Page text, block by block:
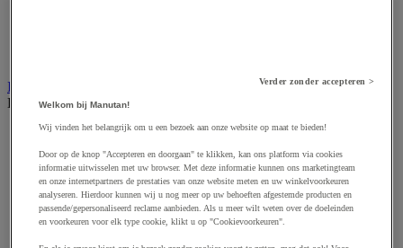
Industriële en magazijnstellingen
Bekijk de hele productgroep
Doorschuifstelling en doorrolstelling
Draagarmstelling voor lange lasten
Entresol voor magazijn
Lichte stelling
Middelzware stelling
Palletstelling
Rek voor haspels en spoelen
Verder zonder accepteren >
Welkom bij Manutan!
Wij vinden het belangrijk om u een bezoek aan onze website op maat te bieden!
Door op de knop "Accepteren en doorgaan" te klikken, kan ons platform via cookies
informatie uitwisselen met uw browser. Met deze informatie kunnen ons marketingteam
en onze internetpartners de prestaties van onze website meten en uw winkelvoorkeuren
analyseren. Hierdoor kunnen wij u nog meer op uw behoeften afgestemde producten en
passende/gepersonaliseerd reclame aanbieden. Als u meer wilt weten over de doeleinden
en voorkeuren voor elk type cookie, klikt u op "Cookievoorkeuren".